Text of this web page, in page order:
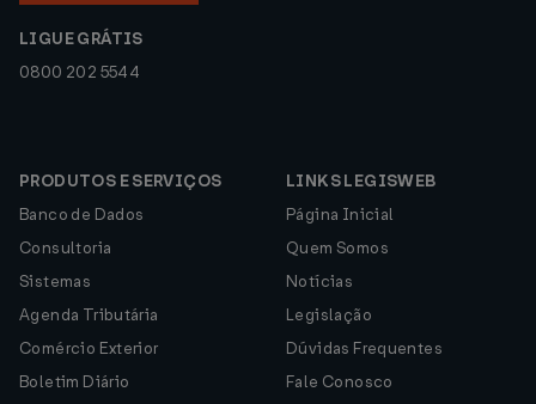
LIGUE GRÁTIS
0800 202 5544
PRODUTOS E SERVIÇOS
Banco de Dados
Consultoria
Sistemas
Agenda Tributária
Comércio Exterior
Boletim Diário
LINKS LEGISWEB
Página Inicial
Quem Somos
Notícias
Legislação
Dúvidas Frequentes
Fale Conosco